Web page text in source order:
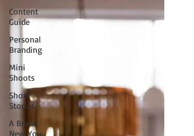
Content
Guide
Personal
Branding
Mini
Shoots
Short
Stories
A Brand
New You